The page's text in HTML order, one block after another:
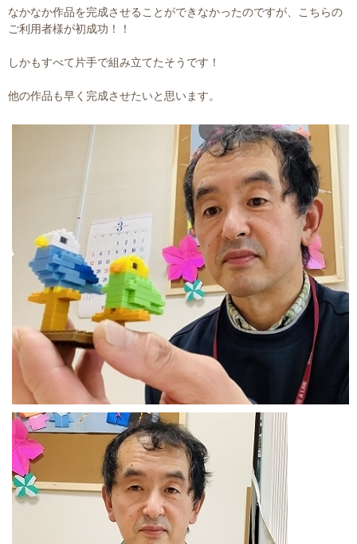
なかなか作品を完成させることができなかったのですが、こちらの
ご利用者様が初成功！！
しかもすべて片手で組み立てたそうです！
他の作品も早く完成させたいと思います。